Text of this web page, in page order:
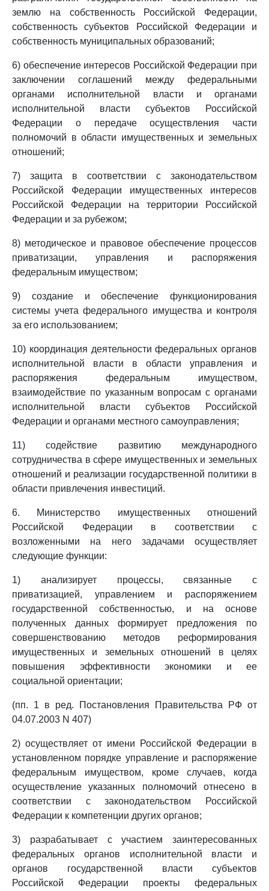
землю на собственность Российской Федерации,
собственность субъектов Российской Федерации и
собственность муниципальных образований;
6) обеспечение интересов Российской Федерации при
заключении соглашений между федеральными
органами исполнительной власти и органами
исполнительной власти субъектов Российской
Федерации о передаче осуществления части
полномочий в области имущественных и земельных
отношений;
7) защита в соответствии с законодательством
Российской Федерации имущественных интересов
Российской Федерации на территории Российской
Федерации и за рубежом;
8) методическое и правовое обеспечение процессов
приватизации, управления и распоряжения
федеральным имуществом;
9) создание и обеспечение функционирования
системы учета федерального имущества и контроля
за его использованием;
10) координация деятельности федеральных органов
исполнительной власти в области управления и
распоряжения федеральным имуществом,
взаимодействие по указанным вопросам с органами
исполнительной власти субъектов Российской
Федерации и органами местного самоуправления;
11) содействие развитию международного
сотрудничества в сфере имущественных и земельных
отношений и реализации государственной политики в
области привлечения инвестиций.
6. Министерство имущественных отношений
Российской Федерации в соответствии с
возложенными на него задачами осуществляет
следующие функции:
1) анализирует процессы, связанные с
приватизацией, управлением и распоряжением
государственной собственностью, и на основе
полученных данных формирует предложения по
совершенствованию методов реформирования
имущественных и земельных отношений в целях
повышения эффективности экономики и ее
социальной ориентации;
(пп. 1 в ред. Постановления Правительства РФ от
04.07.2003 N 407)
2) осуществляет от имени Российской Федерации в
установленном порядке управление и распоряжение
федеральным имуществом, кроме случаев, когда
осуществление указанных полномочий отнесено в
соответствии с законодательством Российской
Федерации к компетенции других органов;
3) разрабатывает с участием заинтересованных
федеральных органов исполнительной власти и
органов государственной власти субъектов
Российской Федерации проекты федеральных